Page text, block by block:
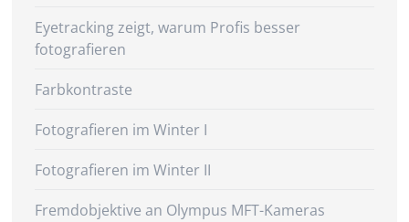
Eyetracking zeigt, warum Profis besser
fotografieren
Farbkontraste
Fotografieren im Winter I
Fotografieren im Winter II
Fremdobjektive an Olympus MFT-Kameras